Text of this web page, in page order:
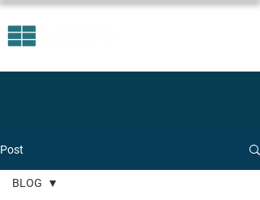
Post
BLOG